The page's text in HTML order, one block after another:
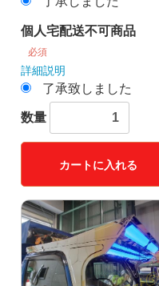
個人宅配送不可商品
必須
詳細説明
了承致しました
数量
カートに入れる